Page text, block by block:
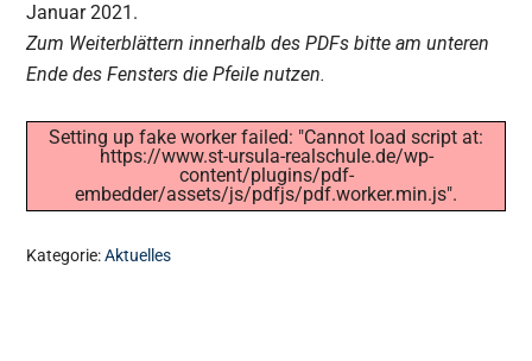
Januar 2021.
Zum Weiterblättern innerhalb des PDFs bitte am unteren
Ende des Fensters die Pfeile nutzen.
Setting up fake worker failed: "Cannot load script at:
https://www.st-ursula-realschule.de/wp-
content/plugins/pdf-
embedder/assets/js/pdfjs/pdf.worker.min.js".
Kategorie:Aktuelles